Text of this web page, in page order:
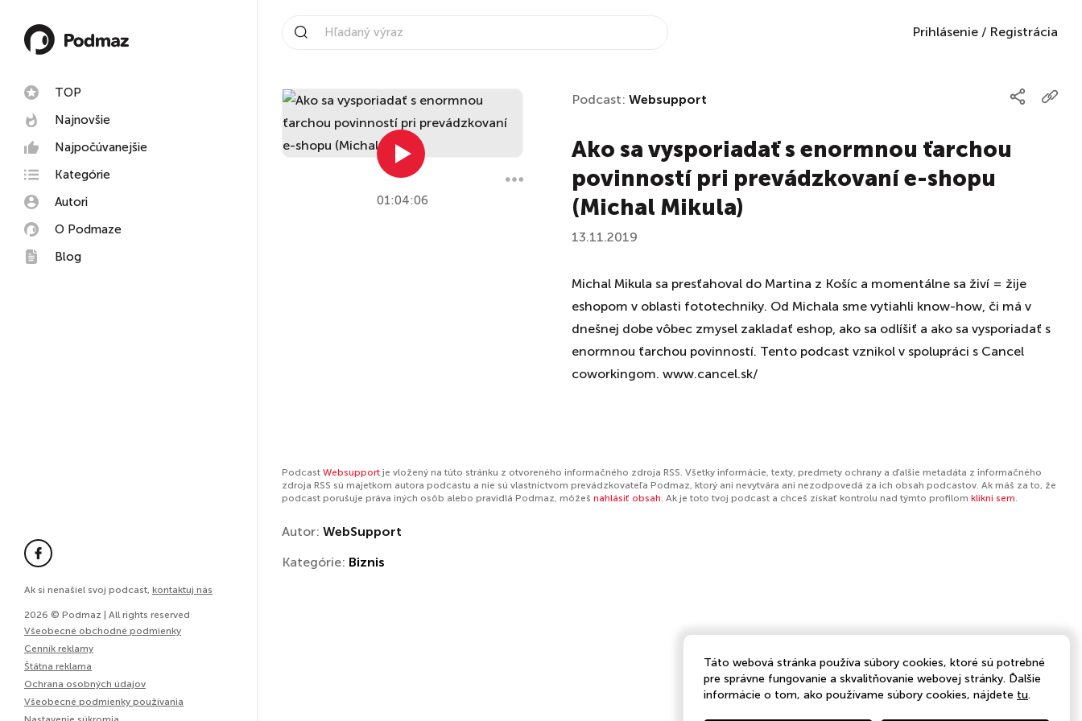
TOP
Najnovšie
Najpočúvanejšie
Kategórie
Autori
O Podmaze
Blog
Ak si nenašiel svoj podcast, kontaktuj nás
2026 © Podmaz | All rights reserved
Všeobecné obchodné podmienky
Cenník reklamy
Štátna reklama
Ochrana osobných údajov
Všeobecné podmienky používania
Prihlásenie / Registrácia
01:04:06
Podcast: Websupport
Ako sa vysporiadať s enormnou ťarchou
povinností pri prevádzkovaní e-shopu
(Michal Mikula)
13.11.2019
Michal Mikula sa presťahoval do Martina z Košíc a momentálne sa živí = žije
eshopom v oblasti fototechniky. Od Michala sme vytiahli know-how, či má v
dnešnej dobe vôbec zmysel zakladať eshop, ako sa odlíšiť a ako sa vysporiadať s
enormnou ťarchou povinností. Tento podcast vznikol v spolupráci s Cancel
coworkingom. www.cancel.sk/
Podcast Websupport je vložený na túto stránku z otvoreného informačného zdroja RSS. Všetky informácie, texty, predmety ochrany a ďalšie metadáta z informačného
zdroja RSS sú majetkom autora podcastu a nie sú vlastníctvom prevádzkovateľa Podmaz, ktorý ani nevytvára ani nezodpovedá za ich obsah podcastov. Ak máš za to, že
podcast porušuje práva iných osôb alebo pravidlá Podmaz, môžeš nahlásiť obsah. Ak je toto tvoj podcast a chceš získať kontrolu nad týmto profilom klikni sem.
Autor: WebSupport
Kategórie: Biznis
Táto webová stránka používa súbory cookies, ktoré sú potrebné
pre správne fungovanie a skvalitňovanie webovej stránky. Ďalšie
informácie o tom, ako používame súbory cookies, nájdete tu.